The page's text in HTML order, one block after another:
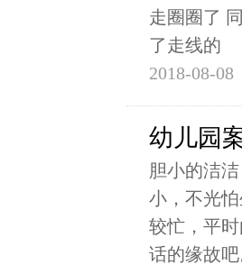
走圈圈了
了走线的
2018-08-08
幼儿园
胆小的洁
小，不光
较忙，平
话的缘故